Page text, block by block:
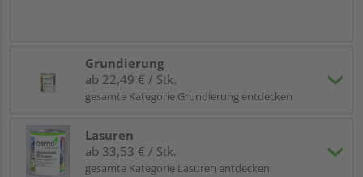
Grundierung
ab 22,49 € / Stk.
gesamte Kategorie Grundierung entdecken
Lasuren
ab 33,53 € / Stk.
gesamte Kategorie Lasuren entdecken